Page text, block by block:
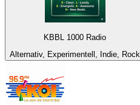
KBBL 1000 Radio
Alternativ, Experimentell, Indie, Rock